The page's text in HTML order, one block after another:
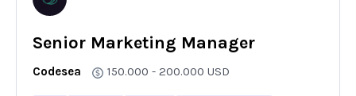
Senior Marketing Manager
Codesea 150.000 - 200.000 USD